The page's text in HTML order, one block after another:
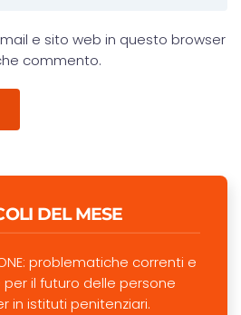
e sito web in questo browser
commento.
DEL MESE
problematiche correnti e
il futuro delle persone
in istituti penitenziari.